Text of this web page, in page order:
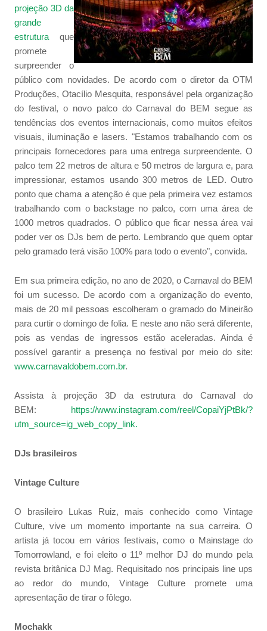
projeção 3D da
grande
estruturaque
promete
surpreender o
público com novidades. De acordo com o diretor da OTM
Produções, Otacílio Mesquita, responsável pela organização
do festival, o novo palco do Carnaval do BEM segue as
tendências dos eventos internacionais, como muitos efeitos
visuais, iluminação e lasers. "Estamos trabalhando com os
principais fornecedores para uma entrega surpreendente. O
palco tem 22 metros de altura e 50 metros de largura e, para
impressionar, estamos usando 300 metros de LED. Outro
ponto que chama a atenção é que pela primeira vez estamos
trabalhando com o backstage no palco, com uma área de
1000 metros quadrados. O público que ficar nessa área vai
poder ver os DJs bem de perto. Lembrando que quem optar
pelo gramado terá visão 100% para todo o evento", convida.
Em sua primeira edição, no ano de 2020, o Carnaval do BEM
foi um sucesso. De acordo com a organização do evento,
mais de 20 mil pessoas escolheram o gramado do Mineirão
para curtir o domingo de folia. E neste ano não será diferente,
pois as vendas de ingressos estão aceleradas. Ainda é
possível garantir a presença no festival por meio do site:
www.carnavaldobem.com.br.
Assista à projeção 3D da estrutura do Carnaval do
BEM:
https://www.instagram.com/reel/CopaiYjPtBk/?
utm_source=ig_web_copy_link.
DJs brasileiros
Vintage Culture
O brasileiro Lukas Ruiz, mais conhecido como Vintage
Culture, vive um momento importante na sua carreira. O
artista já tocou em vários festivais, como o Mainstage do
Tomorrowland, e foi eleito o 11º melhor DJ do mundo pela
revista britânica DJ Mag. Requisitado nos principais line ups
ao redor do mundo, Vintage Culture promete uma
apresentação de tirar o fôlego.
Mochakk